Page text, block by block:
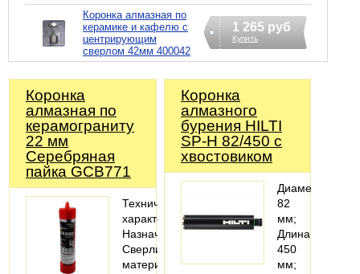
Коронка алмазная по
керамике и кафелю с
центрирующим
сверлом 42мм 400042
1 265 руб
Купить
Коронка
алмазная по
керамограниту
22 мм
Серебряная
пайка GCB771
Технические
характеристики
Назначение:
Сверлить
материал
Коронка
алмазного
бурения HILTI
SP-H 82/450 с
хвостовиком
Диаметр
82
мм;
Длина
450
мм;